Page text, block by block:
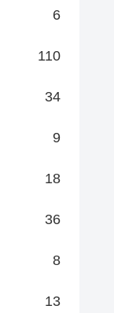
6
110
34
9
18
36
8
13